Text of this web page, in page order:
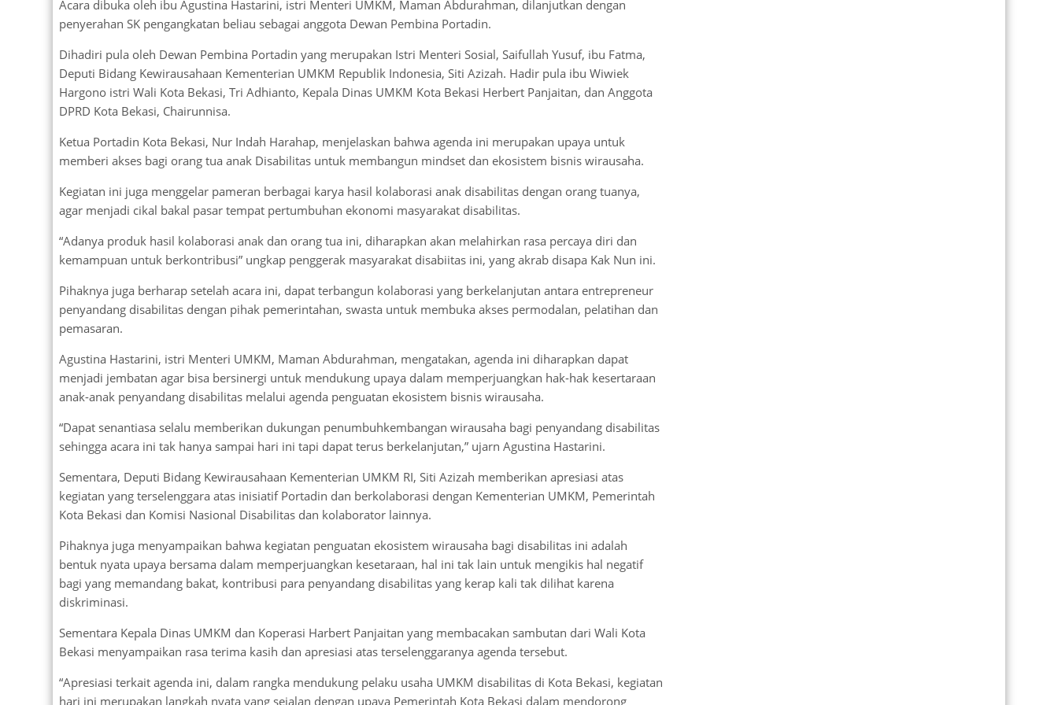
Acara dibuka oleh ibu Agustina Hastarini, istri Menteri UMKM, Maman Abdurahman, dilanjutkan dengan
penyerahan SK pengangkatan beliau sebagai anggota Dewan Pembina Portadin.
Dihadiri pula oleh Dewan Pembina Portadin yang merupakan Istri Menteri Sosial, Saifullah Yusuf, ibu Fatma,
Deputi Bidang Kewirausahaan Kementerian UMKM Republik Indonesia, Siti Azizah. Hadir pula ibu Wiwiek
Hargono istri Wali Kota Bekasi, Tri Adhianto, Kepala Dinas UMKM Kota Bekasi Herbert Panjaitan, dan Anggota
DPRD Kota Bekasi, Chairunnisa.
Ketua Portadin Kota Bekasi, Nur Indah Harahap, menjelaskan bahwa agenda ini merupakan upaya untuk
memberi akses bagi orang tua anak Disabilitas untuk membangun mindset dan ekosistem bisnis wirausaha.
Kegiatan ini juga menggelar pameran berbagai karya hasil kolaborasi anak disabilitas dengan orang tuanya,
agar menjadi cikal bakal pasar tempat pertumbuhan ekonomi masyarakat disabilitas.
“Adanya produk hasil kolaborasi anak dan orang tua ini, diharapkan akan melahirkan rasa percaya diri dan
kemampuan untuk berkontribusi” ungkap penggerak masyarakat disabiitas ini, yang akrab disapa Kak Nun ini.
Pihaknya juga berharap setelah acara ini, dapat terbangun kolaborasi yang berkelanjutan antara entrepreneur
penyandang disabilitas dengan pihak pemerintahan, swasta untuk membuka akses permodalan, pelatihan dan
pemasaran.
Agustina Hastarini, istri Menteri UMKM, Maman Abdurahman, mengatakan, agenda ini diharapkan dapat
menjadi jembatan agar bisa bersinergi untuk mendukung upaya dalam memperjuangkan hak-hak kesertaraan
anak-anak penyandang disabilitas melalui agenda penguatan ekosistem bisnis wirausaha.
“Dapat senantiasa selalu memberikan dukungan penumbuhkembangan wirausaha bagi penyandang disabilitas
sehingga acara ini tak hanya sampai hari ini tapi dapat terus berkelanjutan,” ujarn Agustina Hastarini.
Sementara, Deputi Bidang Kewirausahaan Kementerian UMKM RI, Siti Azizah memberikan apresiasi atas
kegiatan yang terselenggara atas inisiatif Portadin dan berkolaborasi dengan Kementerian UMKM, Pemerintah
Kota Bekasi dan Komisi Nasional Disabilitas dan kolaborator lainnya.
Pihaknya juga menyampaikan bahwa kegiatan penguatan ekosistem wirausaha bagi disabilitas ini adalah
bentuk nyata upaya bersama dalam memperjuangkan kesetaraan, hal ini tak lain untuk mengikis hal negatif
bagi yang memandang bakat, kontribusi para penyandang disabilitas yang kerap kali tak dilihat karena
diskriminasi.
Sementara Kepala Dinas UMKM dan Koperasi Harbert Panjaitan yang membacakan sambutan dari Wali Kota
Bekasi menyampaikan rasa terima kasih dan apresiasi atas terselenggaranya agenda tersebut.
“Apresiasi terkait agenda ini, dalam rangka mendukung pelaku usaha UMKM disabilitas di Kota Bekasi, kegiatan
hari ini merupakan langkah nyata yang sejalan dengan upaya Pemerintah Kota Bekasi dalam mendorong